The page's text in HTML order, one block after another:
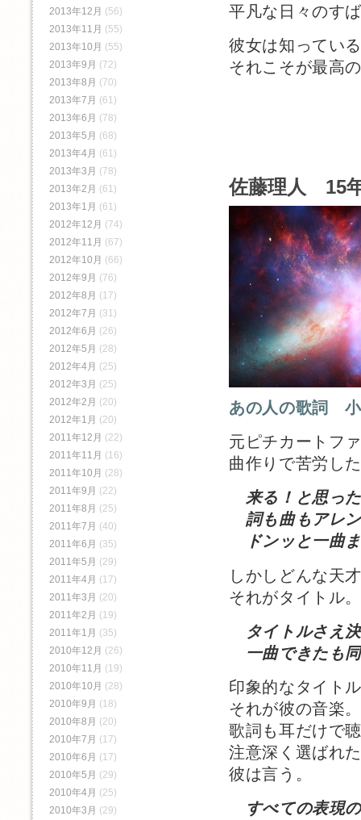
平凡な日々のす
彼女は知ってい
それこそが最高
佐藤理人 15
あの人の歌詞
元ピチカートフ
曲作りで苦労し
来る！と思っ
詞も曲もアレ
ドンッと一曲
しかしどんな天
それがタイトル
タイトルさえ
一曲できたも
印象的なタイト
それが彼の音楽
歌詞も耳だけで
注意深く選ばれ
彼は言う。
すべての表現
2013年12月 (56)
2013年11月 (55)
2013年10月 (55)
2013年9月 (72)
2013年8月 (70)
2013年7月 (61)
2013年6月 (78)
2013年5月 (68)
2013年4月 (61)
2013年3月 (78)
2013年2月 (61)
2013年1月 (61)
2012年12月 (74)
2012年11月 (67)
2012年10月 (66)
2012年9月 (76)
2012年8月 (17)
2012年7月 (31)
2012年6月 (26)
2012年5月 (28)
2012年4月 (25)
2012年3月 (25)
2012年2月 (20)
2012年1月 (20)
2011年12月 (22)
2011年11月 (16)
2011年10月 (28)
2011年9月 (22)
2011年8月 (25)
2011年7月 (40)
2011年6月 (35)
2011年5月 (29)
2011年4月 (17)
2011年3月 (20)
2011年2月 (19)
2011年1月 (35)
2010年12月 (26)
2010年11月 (19)
2010年10月 (28)
2010年9月 (18)
2010年8月 (20)
2010年7月 (17)
2010年6月 (17)
2010年5月 (29)
2010年4月 (25)
2010年3月 (29)